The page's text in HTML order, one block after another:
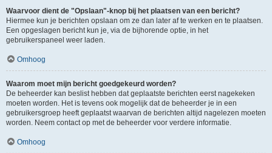
Waarvoor dient de "Opslaan"-knop bij het plaatsen van een bericht?
Hiermee kun je berichten opslaan om ze dan later af te werken en te plaatsen.
Een opgeslagen bericht kun je, via de bijhorende optie, in het
gebruikerspaneel weer laden.
Omhoog
Waarom moet mijn bericht goedgekeurd worden?
De beheerder kan beslist hebben dat geplaatste berichten eerst nagekeken
moeten worden. Het is tevens ook mogelijk dat de beheerder je in een
gebruikersgroep heeft geplaatst waarvan de berichten altijd nagelezen moeten
worden. Neem contact op met de beheerder voor verdere informatie.
Omhoog